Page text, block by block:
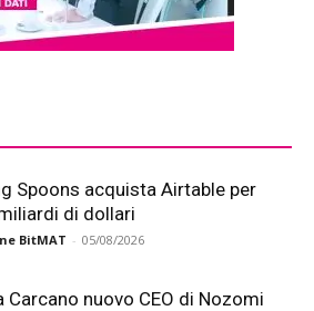
Spoons acquista Airtable per
di dollari
BitMAT - 05/08/2026
Carcano nuovo CEO di Nozomi